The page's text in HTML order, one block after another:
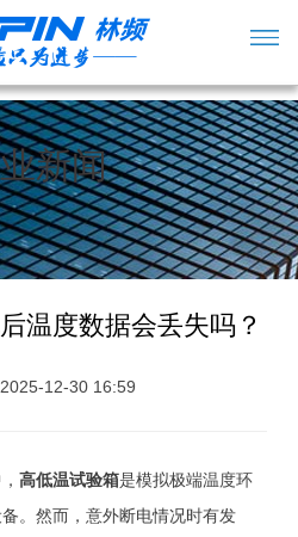
新闻
温度数据会丢失吗？
12-30 16:59
高低温试验箱是模拟极端温度环
。然而，意外断电情况时有发